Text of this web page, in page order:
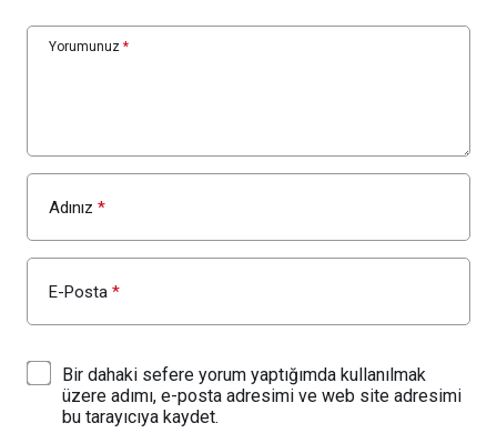
Yorumunuz *
Adınız *
E-Posta *
Bir dahaki sefere yorum yaptığımda kullanılmak
üzere adımı, e-posta adresimi ve web site adresimi
bu tarayıcıya kaydet.